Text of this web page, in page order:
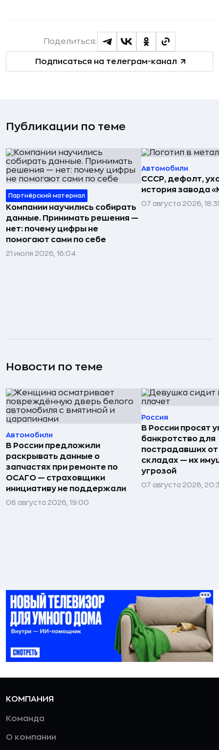
Подписаться на телеграм-канал
Поделиться:
Публикации по теме
Партнёрский материал
Компании научились собирать
данные. Принимать решения —
нет: почему цифры не
помогают сами по себе
21 июля 2026, 16:04
Автомобили
СССР, дефолт,
история завода
07 августа 2026,
Новости по теме
Автомобили
В России предложили
раскрывать данные о
запчастях при ремонте по
ОСАГО — страховщики
инициативу не поддержали
08 августа 2026, 19:00
Россия
В России просят
банкротство для
пострадавших
складах — их
угрозой
07 августа 2026,
КОМПАНИЯ
Команда
О компании